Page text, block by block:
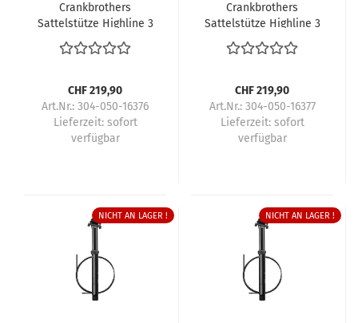
Crankbrothers
Sattelstütze Highline 3
CHF 219,90
Art.Nr.: 304-050-16376
Lieferzeit: sofort
verfügbar
Crankbrothers
Sattelstütze Highline 3
CHF 219,90
Art.Nr.: 304-050-16377
Lieferzeit: sofort
verfügbar
NICHT AN LAGER ! NICHT AN LAGER !